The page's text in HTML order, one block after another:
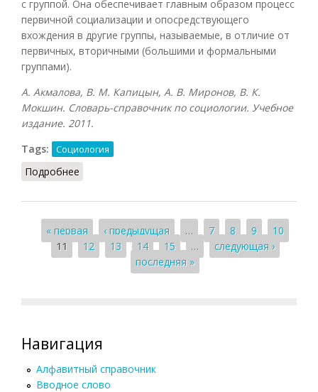
с группой. Она обеспечивает главным образом процесс
первичной социализации и опосредствующего
вхождения в другие группы, называемые, в отличие от
первичных, вторичными (большими и формальными
группами).
А. Акмалова, В. М. Капицын, А. В. Миронов, В. К.
Мокшин. Словарь-справочник по социологии. Учебное
издание. 2011.
Tags:
Социология
Подробнее
Страницы
« первая ‹ предыдущая … 7 8 9
10
11
12 13 14 15 …
следующая ›
последняя »
Навигация
Алфавитный справочник
Вводное слово